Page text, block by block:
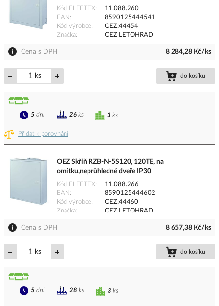
Kód ELFETEX
11.088.260
EAN
8590125444541
Kód výrobce
OEZ:44454
Značka
OEZ LETOHRAD
Cena s DPH 8 284,28 Kč/ks
ks do košíku
Přidat k porovnání
3 ks
5 dní 26 ks
OEZ Skříň RZB-N-5S120, 120TE, na
omítku,neprůhledné dveře IP30
Kód ELFETEX
11.088.266
EAN
8590125444602
Kód výrobce
OEZ:44460
Značka
OEZ LETOHRAD
Cena s DPH 8 657,38 Kč/ks
ks do košíku
3 ks
5 dní 28 ks